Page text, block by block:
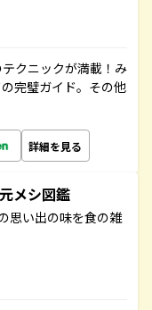
クニックが満載！み
完璧ガイド。その他
詳細を見る
メシ図鑑
思い出の味を食の雑